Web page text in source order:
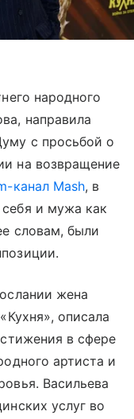
народного
направила
с просьбой о
на возвращение
канал Mash, в
и мужа как
словам, были
жена
описала
в сфере
артиста и
Васильева
услуг во